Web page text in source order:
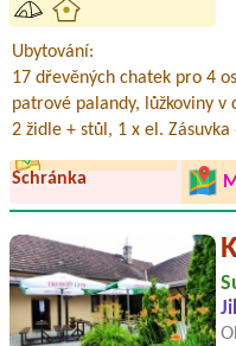
Ubytování:
17 dřevěných chatek pro 4
patrové palandy, lůžkoviny v
2 židle + stůl, 1 x el. Zásuvka
Schránka